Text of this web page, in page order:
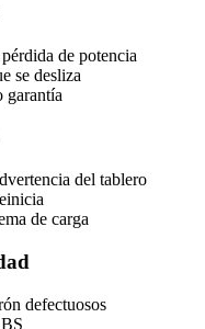
de potencia
se desliza
garantía
del tablero
de carga
defectuosos